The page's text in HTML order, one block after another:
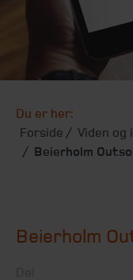
Du er her:
Forside
Viden og
Beierholm
Beierholm